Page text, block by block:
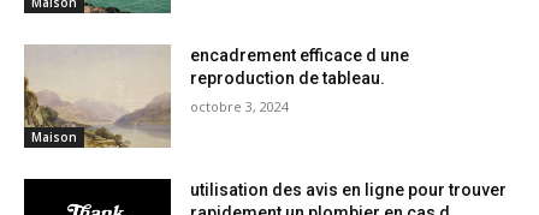
Maison
encadrement efficace d une
reproduction de tableau.
octobre 3, 2024
utilisation des avis en ligne pour trouver